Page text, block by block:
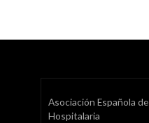
Asociación Española
Hospitalaria